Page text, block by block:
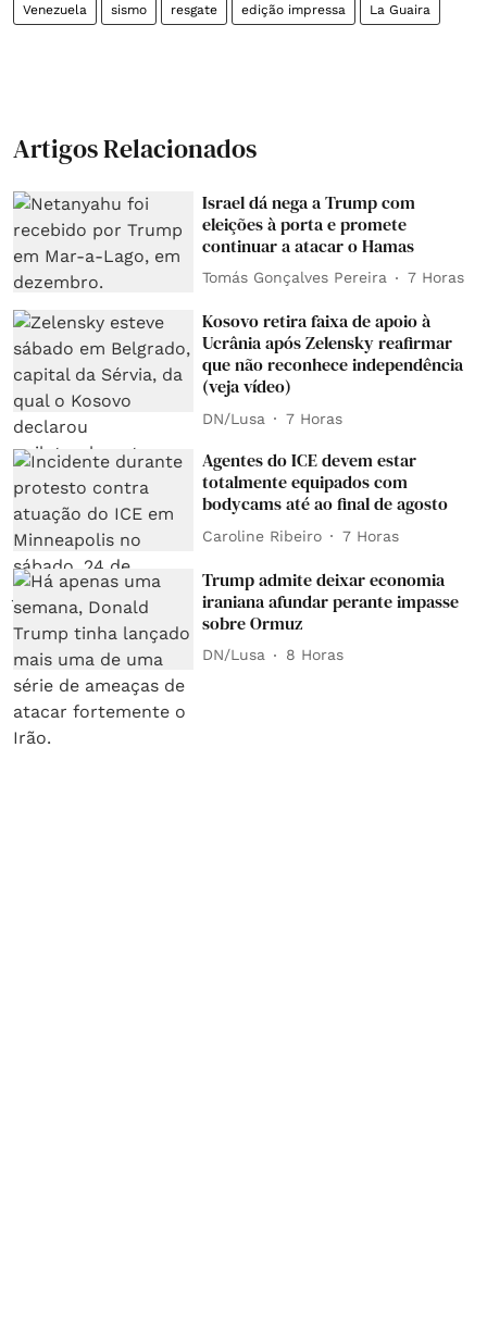
Venezuela sismo resgate edição impressa La Guaira
Artigos Relacionados
Israel dá nega a Trump com
eleições à porta e promete
continuar a atacar o Hamas
Tomás Gonçalves Pereira 7 Horas
Kosovo retira faixa de apoio à
Ucrânia após Zelensky reafirmar
que não reconhece independência
(veja vídeo)
DN/Lusa 7 Horas
Agentes do ICE devem estar
totalmente equipados com
bodycams até ao final de agosto
Caroline Ribeiro 7 Horas
Trump admite deixar economia
iraniana afundar perante impasse
sobre Ormuz
DN/Lusa 8 Horas